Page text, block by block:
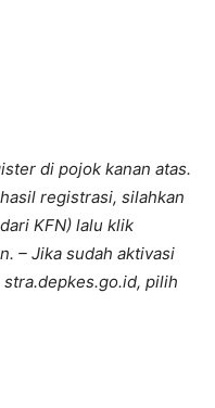
di pojok kanan atas.
registrasi, silahkan
KFN) lalu klik
– Jika sudah aktivasi
pilih